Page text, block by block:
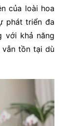
của loài hoa
phát triển đa
với khả năng
tồn tại dù